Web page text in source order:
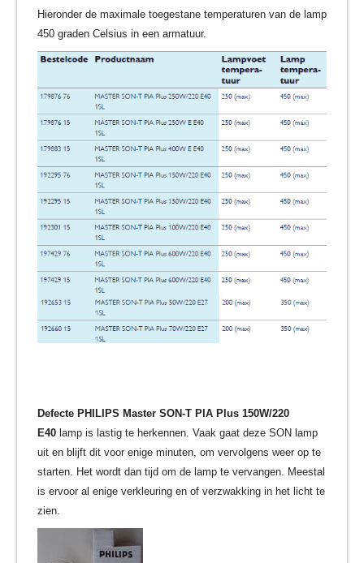
Hieronder de maximale toegestane temperaturen van de lamp
450 graden Celsius in een armatuur.
Defecte PHILIPS Master SON-T PIA Plus 150W/220
E40 lamp is lastig te herkennen. Vaak gaat deze SON lamp
uit en blijft dit voor enige minuten, om vervolgens weer op te
starten. Het wordt dan tijd om de lamp te vervangen. Meestal
is ervoor al enige verkleuring en of verzwakking in het licht te
zien.